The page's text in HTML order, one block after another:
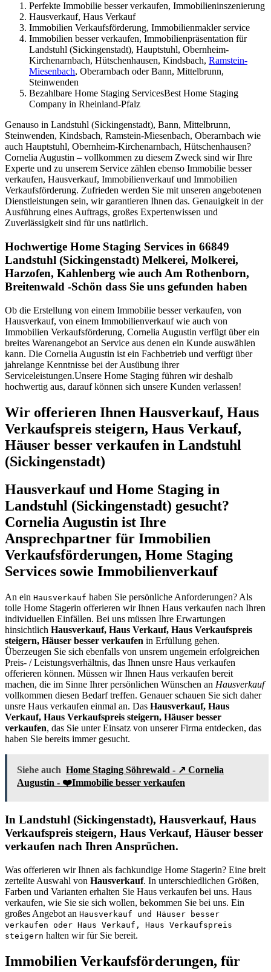
Perfekte Immobilie besser verkaufen, Immobilieninszenierung
Hausverkauf, Haus Verkauf
Immobilien Verkaufsförderung, Immobilienmakler service
Immobilien besser verkaufen, Immobilienpräsentation für
Landstuhl (Sickingenstadt), Hauptstuhl, Obernheim-
Kirchenarnbach, Hütschenhausen, Kindsbach, Ramstein-
Miesenbach, Oberarnbach oder Bann, Mittelbrunn,
Steinwenden
Bezahlbare Home Staging ServicesBest Home Staging
Company in Rheinland-Pfalz
Genauso in Landstuhl (Sickingenstadt), Bann, Mittelbrunn,
Steinwenden, Kindsbach, Ramstein-Miesenbach, Oberarnbach wie
auch Hauptstuhl, Obernheim-Kirchenarnbach, Hütschenhausen?
Cornelia Augustin – vollkommen zu diesem Zweck sind wir Ihre
Experte und zu unserem Service zählen ebenso Immobilie besser
verkaufen, Hausverkauf, Immobilienverkauf und Immobilien
Verkaufsförderung. Zufrieden werden Sie mit unseren angebotenen
Dienstleistungen sein, wir garantieren Ihnen das. Genauigkeit in der
Ausführung eines Auftrags, großes Expertenwissen und
Zuverlässigkeit sind für uns natürlich.
Hochwertige Home Staging Services in 66849
Landstuhl (Sickingenstadt) Melkerei, Molkerei,
Harzofen, Kahlenberg wie auch Am Rothenborn,
Breitenwald -Schön dass Sie uns gefunden haben
Ob die Erstellung von einem Immobilie besser verkaufen, von
Hausverkauf, von einem Immobilienverkauf wie auch von
Immobilien Verkaufsförderung, Cornelia Augustin verfügt über ein
breites Warenangebot an Service aus denen ein Kunde auswählen
kann. Die Cornelia Augustin ist ein Fachbetrieb und verfügt über
jahrelange Kenntnisse bei der Ausübung ihrer
Serviceleistungen.Unsere Home Staging führen wir deshalb
hochwertig aus, darauf können sich unsere Kunden verlassen!
Wir offerieren Ihnen Hausverkauf, Haus
Verkaufspreis steigern, Haus Verkauf,
Häuser besser verkaufen in Landstuhl
(Sickingenstadt)
Hausverkauf und Home Staging in
Landstuhl (Sickingenstadt) gesucht?
Cornelia Augustin ist Ihre
Ansprechpartner für Immobilien
Verkaufsförderungen, Home Staging
Services sowie Immobilienverkauf
An ein Hausverkauf haben Sie persönliche Anforderungen? Als
tolle Home Stagerin offerieren wir Ihnen Haus verkaufen nach Ihren
individuellen Einfällen. Bei uns müssen Ihre Erwartungen
hinsichtlich Hausverkauf, Haus Verkauf, Haus Verkaufspreis
steigern, Häuser besser verkaufen in Erfüllung gehen.
Überzeugen Sie sich ebenfalls von unsrem ungemein erfolgreichen
Preis- / Leistungsverhältnis, das Ihnen unsre Haus verkaufen
offerieren können. Müssen wir Ihnen Haus verkaufen bereit
machen, die im Sinne Ihrer persönlichen Wünschen an Hausverkauf
vollkommen diesen Bedarf treffen. Genauer schauen Sie sich daher
unsre Haus verkaufen einmal an. Das Hausverkauf, Haus
Verkauf, Haus Verkaufspreis steigern, Häuser besser
verkaufen, das Sie unter Einsatz von unserer Firma entdecken, das
haben Sie bereits immer gesucht.
Siehe auch Home Staging Söhrewald - ↗️ Cornelia
Augustin - ❤️Immobilie besser verkaufen
In Landstuhl (Sickingenstadt), Hausverkauf, Haus
Verkaufspreis steigern, Haus Verkauf, Häuser besser
verkaufen nach Ihren Ansprüchen.
Was offerieren wir Ihnen als fachkundige Home Stagerin? Eine breit
zerteilte Auswahl von Hausverkauf. In unterschiedlichen Größen,
Farben und Varianten erhalten Sie Haus verkaufen bei uns. Haus
verkaufen, wie Sie sie sich wollen, bekommen Sie bei uns. Ein
großes Angebot an Hausverkauf und Häuser besser
verkaufen oder Haus Verkauf, Haus Verkaufspreis
steigern halten wir für Sie bereit.
Immobilien Verkaufsförderungen, für